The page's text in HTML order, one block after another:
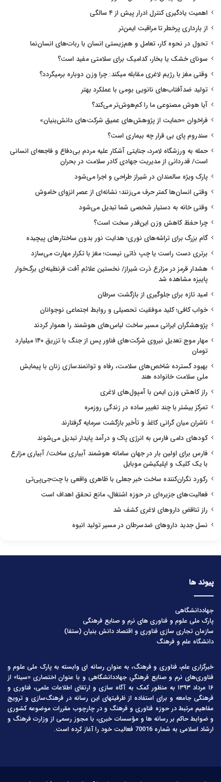
اهمیت یادگیری کنترل ادرار پیش از ۴ سالگی
از بارداری پرخطر تا مراقبت ایمن‌تر
تحول در نحوه کار، تعامل و هم‌زیستی انسان با ربات‌های انسان‌نما
سونای خشک یا بخار، کدامیک برای سلامتی مفید است؟
وقتی مغز با رژیم لاغری مقابله میکند: چرا وزن دوباره برمیگردد؟
تولید ضدآفتاب‌های نانویی بومی با عملکرد بهتر
آیا هوش مصنوعی ما را کم‌هوش‌تر می‌کند؟
فراخوان «حمایت از پژوهش‌های عمیق شرکت‌های دانش‌بنیان»
سندروم پای بی قرار چه بیماری است؟
حمله به ورزشگاه لامرد، جنایتی آشکار علیه مردم بی‌دفاع و فاجعه‌ای انسانی
است/ قدردانی از مدیریت جهادی کادر سلامت در بحران
پارک ویژه سالمندان در شیراز طراحی و اجرا می‌شود
وقتی انسان‌ها کمتر حرف می‌زنند؛ نشانه‌ای از عصر انزوای خاموش
وقتی خانه به دستیار شخصی شما تبدیل می‌شود
چرا حفظ کاهش وزن این‌قدر سخت است؟
گام بزرگ برای تراشه‌های نوری؛ هدایت نور بدون ساختارهای پیچیده
برتری دست راست یا چپ ذاتی نیست؛ مغز با تکرار مهارت می‌سازد
هشدار قرمز در مزارع ذرت شیراز/ نخستین علائم آفت قرنطینه‌ای برگ‌خوار
پاییزه مشاهده شد
امید تازه برای جلوگیری از بازگشت سرطان
خواب کافی؛ کلید موفقیت تحصیلی و روابط اجتماعی نوجوانان
پژوهشگران ایرانی مسیر ساخت لباس‌های هوشمند را هموار کردند
مهار موج تعدیل نیروی شرکت‌های فناور پس از جنگ با تزریق ۱۴۰ میلیارد
تومان
بهبود گسترده شاخص‌های سلامت، رفاه و توانمندسازی زنان با پیمایش
ملی سلامت خانواده هند
راز کاهش وزن ایمن با آمپول‌های لاغری
تمرکز بیشتر با چند تغییر ساده در زندگی روزمره
ناشران میان گرانی کاغذ و تأخیر بازگشت سرمایه گرفتارند
کودهای دامی فارس به انرژی پاک و درآمد پایدار تبدیل می‌شوند
فارس برای اولین بار در جهان سامانه هوشمند آبیاری ساخت/ آبیاری مزارع
با یک کلیک و اپلیکیشن موبایل
رکورد نگران‌کننده ساخت خبر جعلی با ظاهری واقعی با چت‌جی‌پی‌تی
فعالیت‌های جزیره‌ای در حوزه اشتغال، مانع تحقق اهداف است
راز تناقض داروهای لاغری کشف شد
نسل جدید داروهای ضدسرطان در مسیر تولید انبوه
پیوند ها
جهاددانشگاهی
پارک ملی علوم و فناوری های نرم و صنایع فرهنگی
سازمان تجاری سازی فناوری و اقتصاد دانش بنیان (ستفا)
دانشگاه علم و فرهنگ
خبرگزاری علم، فناوری و فرهنگ، به عنوان رسانه ای وابسته به پارک ملی علوم و
فناوری‌های نرم و صنایع فرهنگیِ جهاددانشگاهی و با عنوان اختصاری «سینا» از
۱۶ مرداد ۱۳۹۳ به منظور کمک به آگاه سازی و ارتقای اطلاعات علمی، فناوری و
فرهنگی جامعه و برای استفاده از ظرفیتهای این رسانه در فرهنگ‌سازی و ترویج
مفاهیم مرتبط در حوزه فناوری و فرهنگ و در چارچوب مقررات موضوعه کشوری
و ضوابط حاکم بر رسانه ها و مؤسسات خبری، با مجوز رسمی از وزارت فرهنگ و
ارشاد اسلامی به شماره 70016 فعالیت خود را آغاز کرده است.